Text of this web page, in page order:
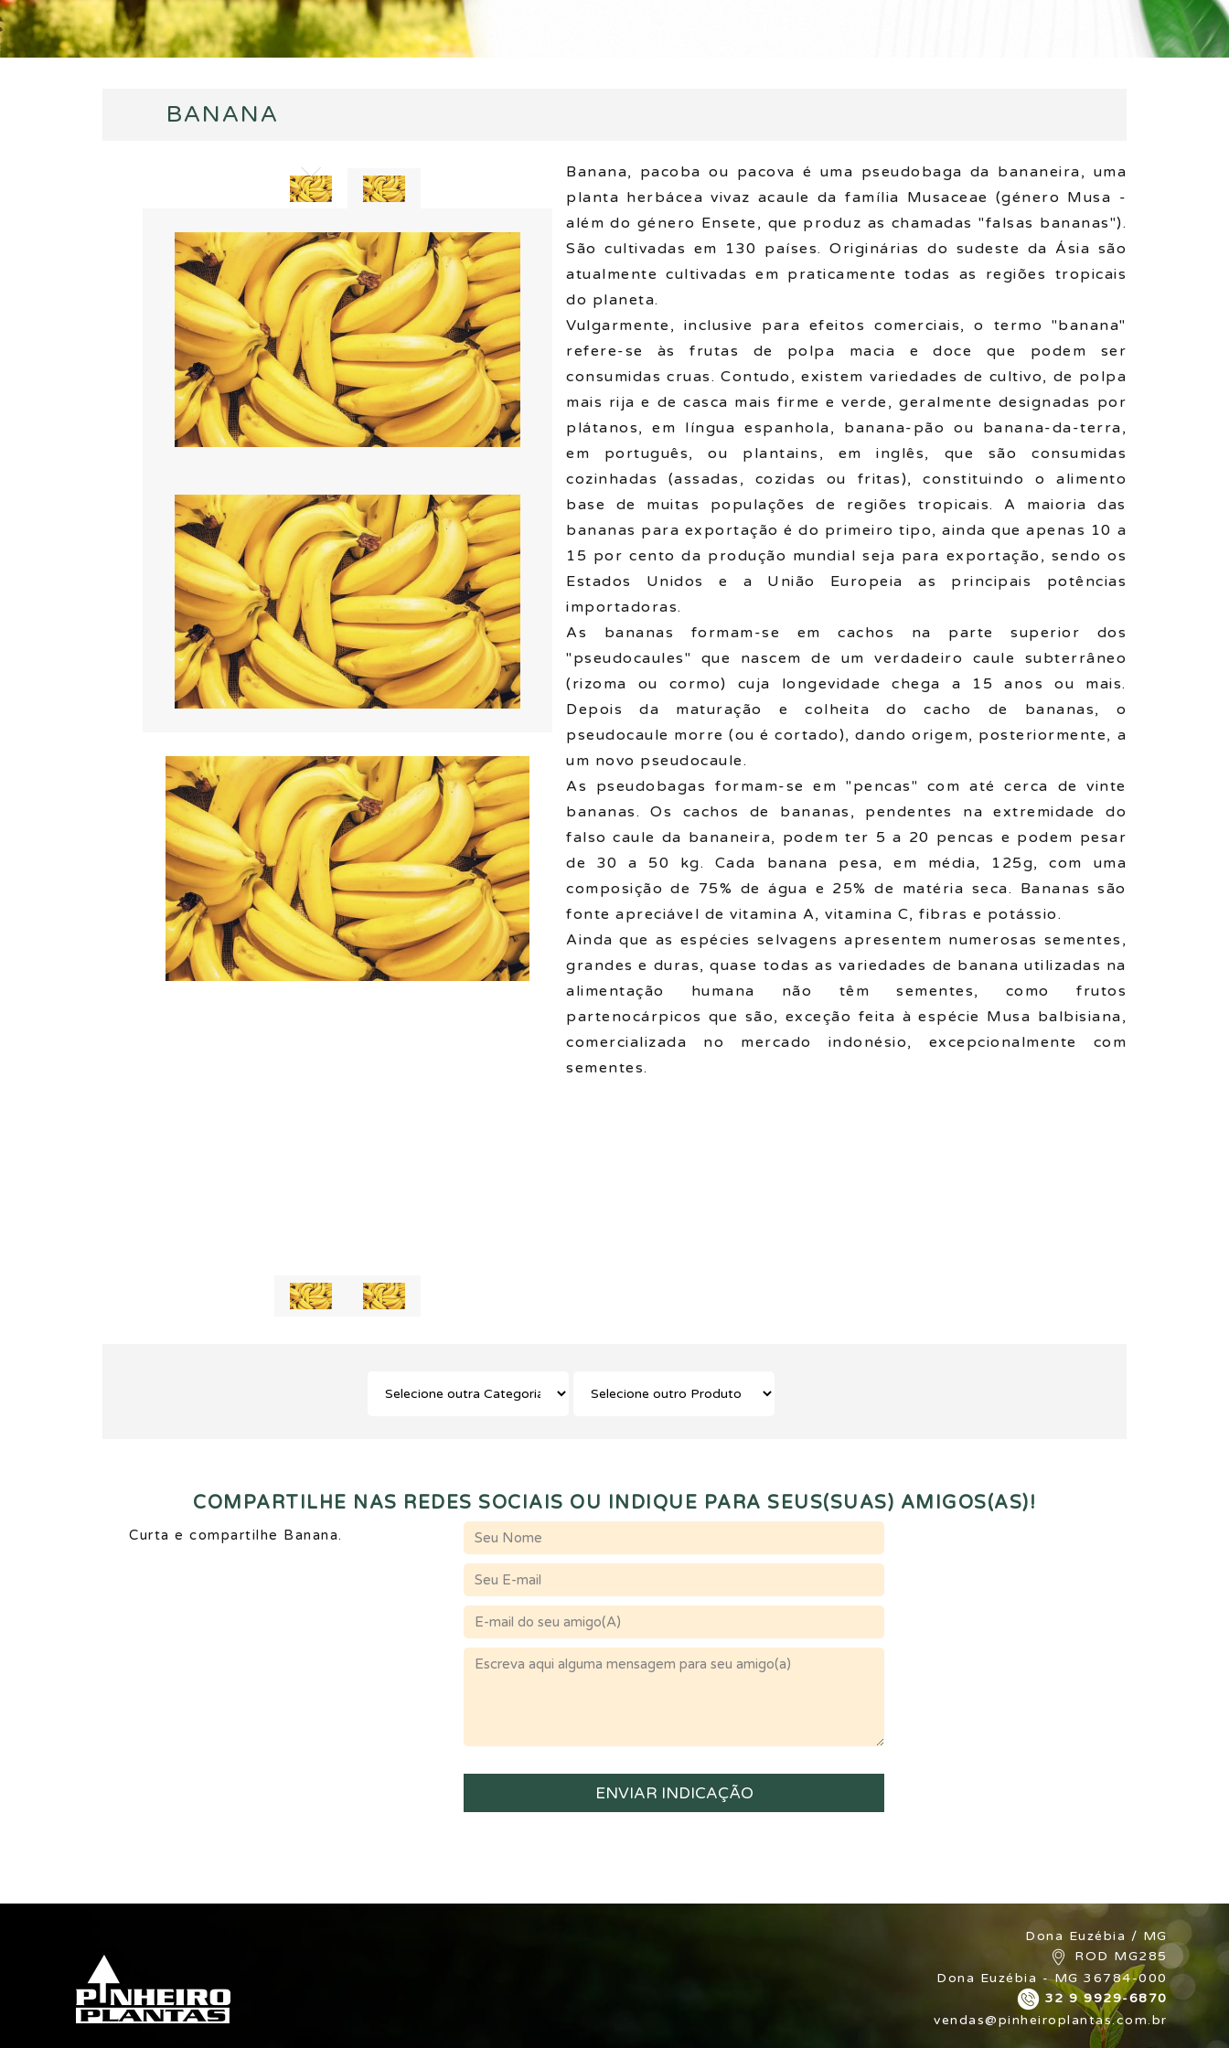
BANANA
Banana, pacoba ou pacova é uma pseudobaga da bananeira, uma
planta herbácea vivaz acaule da família Musaceae (género Musa -
além do género Ensete, que produz as chamadas "falsas bananas").
São cultivadas em 130 países. Originárias do sudeste da Ásia são
atualmente cultivadas em praticamente todas as regiões tropicais
do planeta.
Vulgarmente, inclusive para efeitos comerciais, o termo "banana"
refere-se às frutas de polpa macia e doce que podem ser
consumidas cruas. Contudo, existem variedades de cultivo, de polpa
mais rija e de casca mais firme e verde, geralmente designadas por
plátanos, em língua espanhola, banana-pão ou banana-da-terra,
em português, ou plantains, em inglês, que são consumidas
cozinhadas (assadas, cozidas ou fritas), constituindo o alimento
base de muitas populações de regiões tropicais. A maioria das
bananas para exportação é do primeiro tipo, ainda que apenas 10 a
15 por cento da produção mundial seja para exportação, sendo os
Estados Unidos e a União Europeia as principais potências
importadoras.
As bananas formam-se em cachos na parte superior dos
"pseudocaules" que nascem de um verdadeiro caule subterrâneo
(rizoma ou cormo) cuja longevidade chega a 15 anos ou mais.
Depois da maturação e colheita do cacho de bananas, o
pseudocaule morre (ou é cortado), dando origem, posteriormente, a
um novo pseudocaule.
As pseudobagas formam-se em "pencas" com até cerca de vinte
bananas. Os cachos de bananas, pendentes na extremidade do
falso caule da bananeira, podem ter 5 a 20 pencas e podem pesar
de 30 a 50 kg. Cada banana pesa, em média, 125g, com uma
composição de 75% de água e 25% de matéria seca. Bananas são
fonte apreciável de vitamina A, vitamina C, fibras e potássio.
Ainda que as espécies selvagens apresentem numerosas sementes,
grandes e duras, quase todas as variedades de banana utilizadas na
alimentação humana não têm sementes, como frutos
partenocárpicos que são, exceção feita à espécie Musa balbisiana,
comercializada no mercado indonésio, excepcionalmente com
sementes.
COMPARTILHE NAS REDES SOCIAIS OU INDIQUE PARA SEUS(SUAS) AMIGOS(AS)!
Curta e compartilhe Banana.
Dona Euzébia / MG
ROD MG285
Dona Euzébia - MG 36784-000
32 9 9929-6870
vendas@pinheiroplantas.com.br